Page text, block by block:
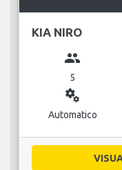
KIA NIRO
group
5
miscellaneous_services
Automatico